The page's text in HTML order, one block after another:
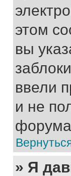
этом
вы
ввели
и не
» Я